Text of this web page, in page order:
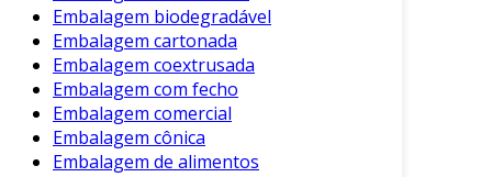
são diversificados. Entre eles estão:
Cartão: Comum para jogos de tabuleiro,
oferece boa proteção.
Plástico: Utilizado para jogos que exigem
maior durabilidade.
Embalagem biodegradável
Embalagem cartonada
Embalagem coextrusada
Embalagem com fecho
Embalagem comercial
Embalagem cônica
Embalagem de alimentos